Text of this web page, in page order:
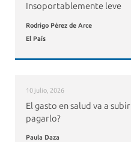
Insoportablemente leve
Rodrigo Pérez de Arce
El País
10 julio, 2026
El gasto en salud va a
pagarlo?
Paula Daza